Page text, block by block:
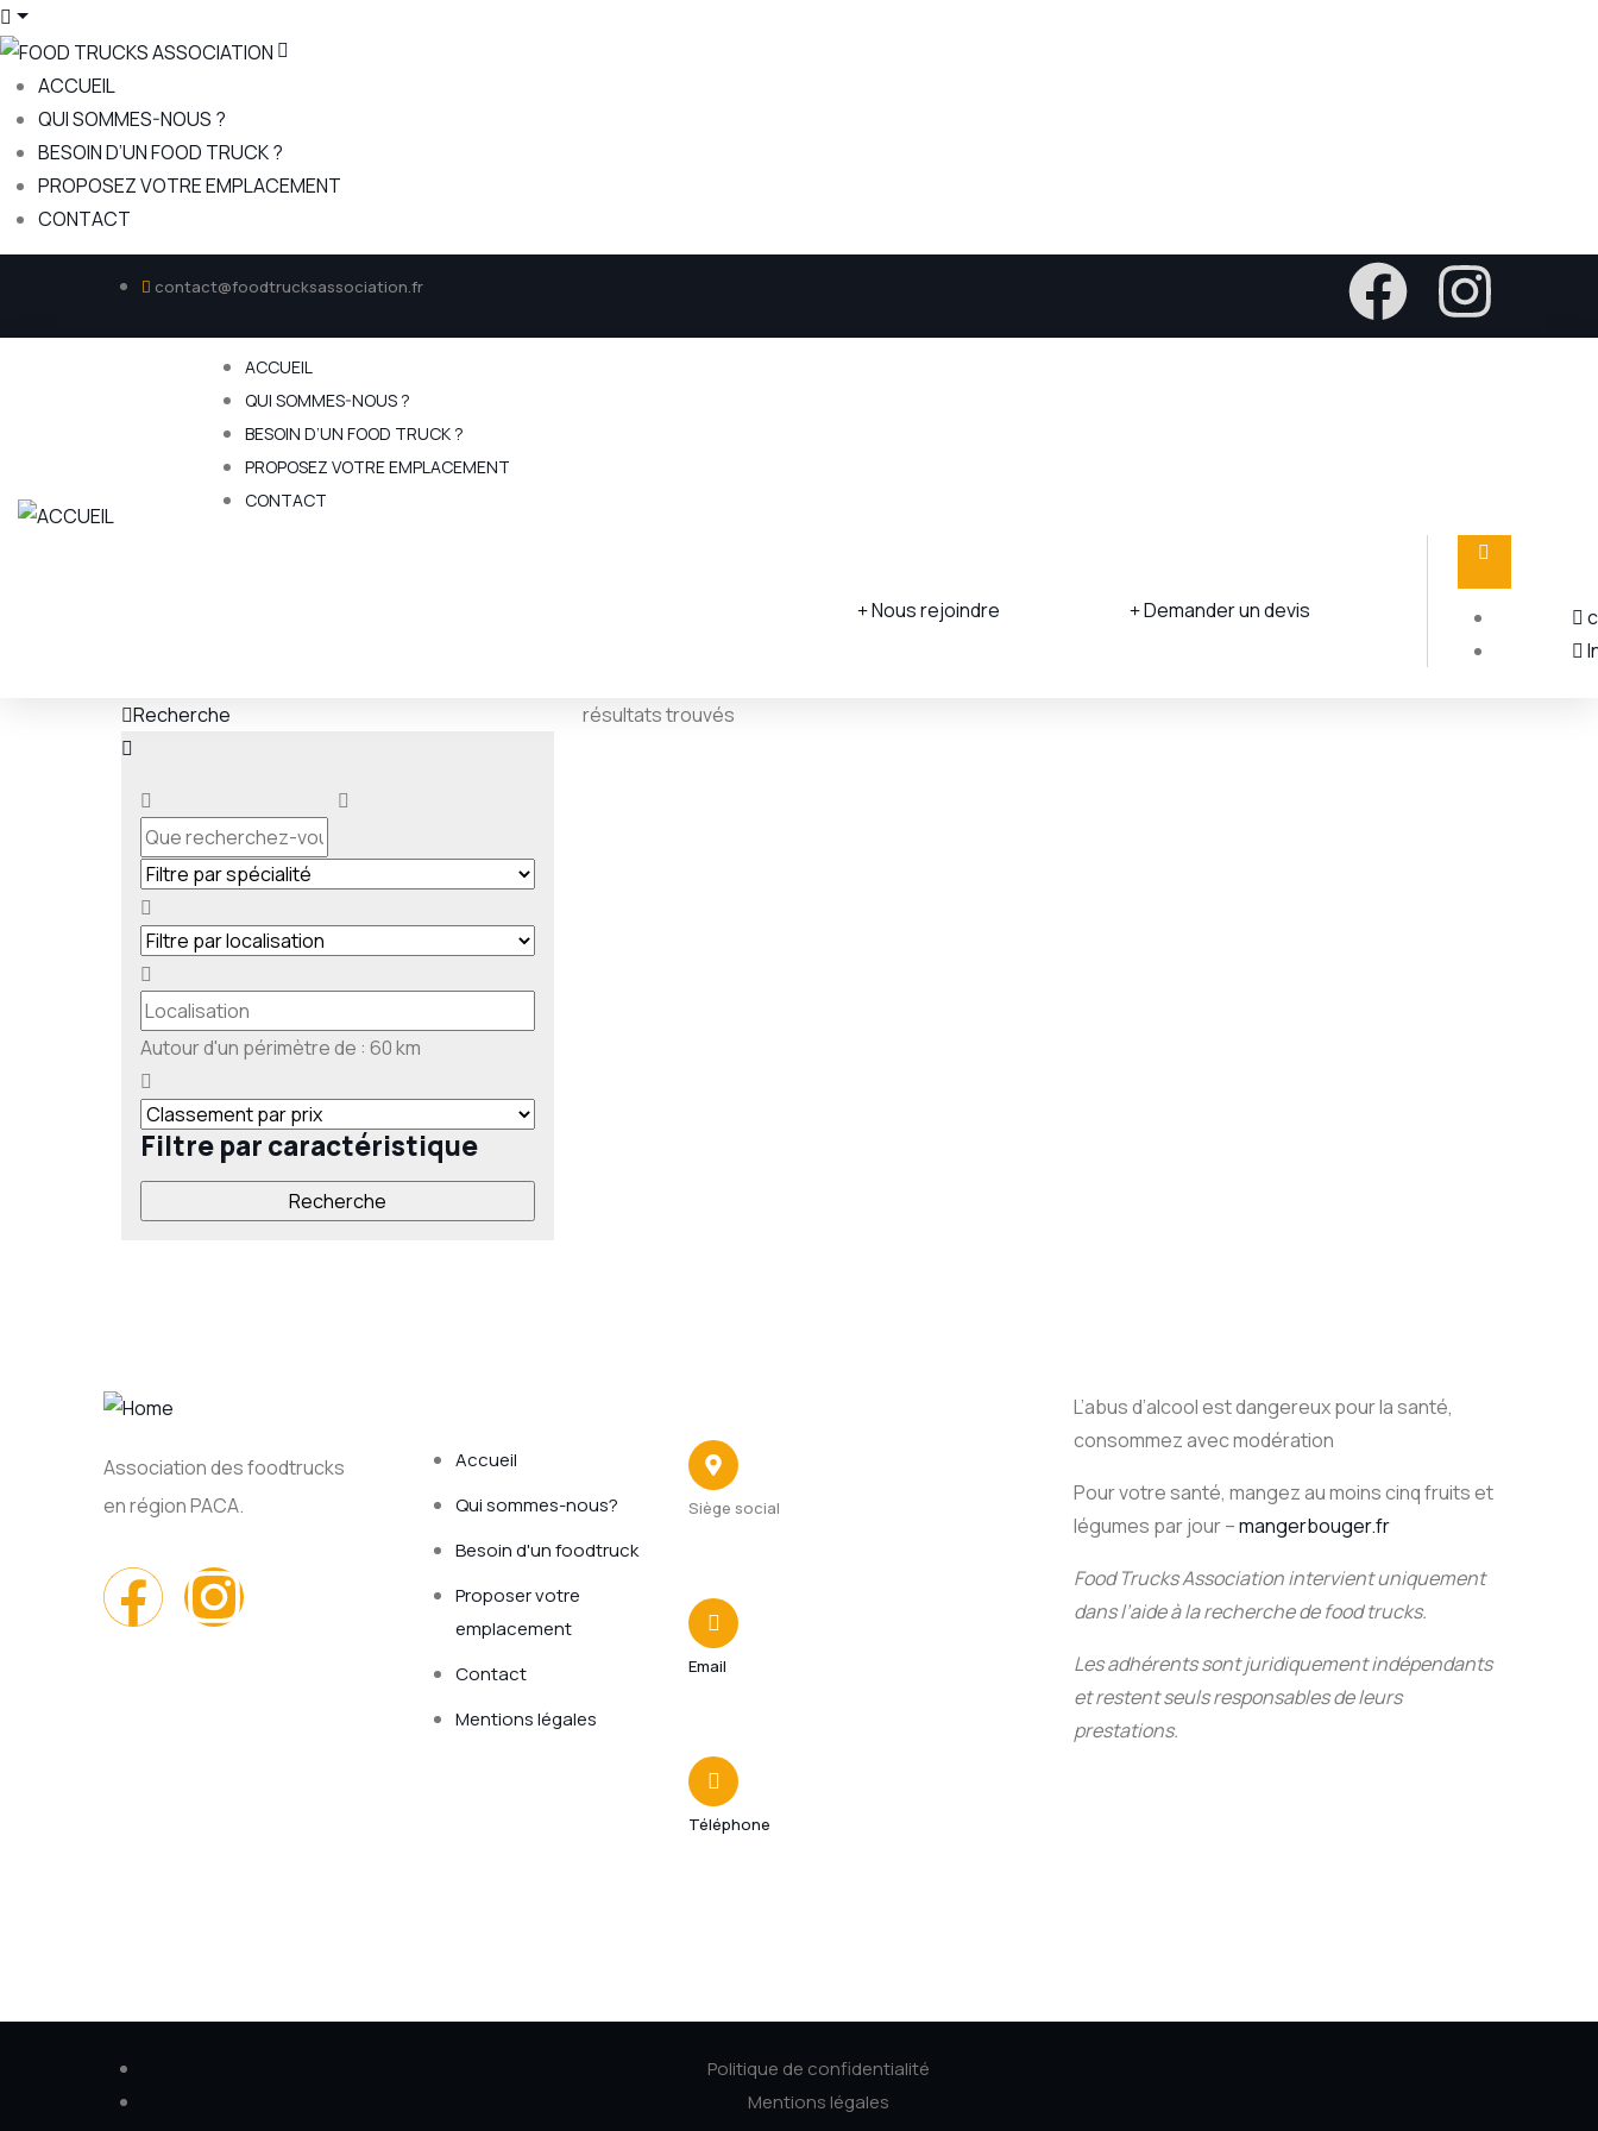
ACCUEIL
QUI SOMMES-NOUS ?
BESOIN D’UN FOOD TRUCK ?
PROPOSEZ VOTRE EMPLACEMENT
CONTACT
contact@foodtrucksassociation.fr
ACCUEIL
QUI SOMMES-NOUS ?
BESOIN D’UN FOOD TRUCK ?
PROPOSEZ VOTRE EMPLACEMENT
CONTACT
Nous rejoindre Demander un devis
Recherche
Autour d'un périmètre de : 60km
Filtre par caractéristique
résultats trouvés
Association des foodtrucks
en région PACA.
Accueil
Qui sommes-nous?
Besoin d'un foodtruck
Proposer votre
emplacement
Contact
Mentions légales
Siège social
Email
Téléphone
L’abus d’alcool est dangereux pour la santé,
consommez avec modération
Pour votre santé, mangez au moins cinq fruits et
légumes par jour –mangerbouger.fr
Food Trucks Association intervient uniquement
dans l’aide à la recherche de food trucks.
Les adhérents sont juridiquement indépendants
et restent seuls responsables de leurs
prestations.
Politique de confidentialité
Mentions légales